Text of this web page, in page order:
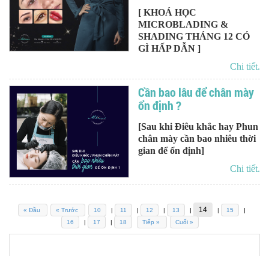
[ KHOÁ HỌC
MICROBLADING &
SHADING THÁNG 12 CÓ
GÌ HẤP DẪN ]
Chi tiết.
Cần bao lâu để chân mày
ổn định ?
[Sau khi Điêu khắc hay Phun
chân mày cần bao nhiêu thời
gian để ổn định]
Chi tiết.
« Đầu « Trước 10 | 11 | 12 | 13 | 14 | 15
|
16
| 17 | 18 Tiếp » Cuối »